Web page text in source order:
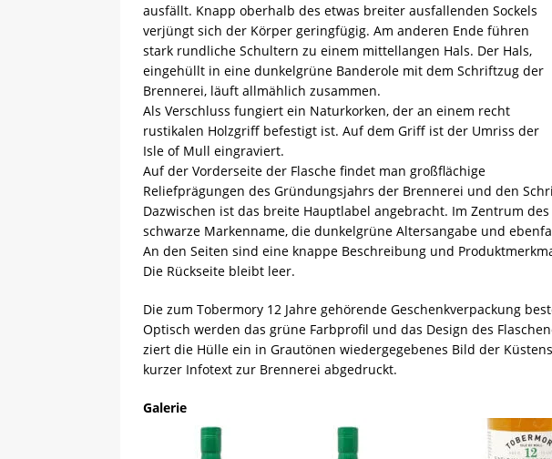
ausfällt. Knapp oberhalb des etwas breiter ausfallenden Sockels
verjüngt sich der Körper geringfügig. Am anderen Ende führen
stark rundliche Schultern zu einem mittellangen Hals. Der Hals,
eingehüllt in eine dunkelgrüne Banderole mit dem Schriftzug der
Brennerei, läuft allmählich zusammen.
Als Verschluss fungiert ein Naturkorken, der an einem recht
rustikalen Holzgriff befestigt ist. Auf dem Griff ist der Umriss der
Isle of Mull eingraviert.
Auf der Vorderseite der Flasche findet man großflächige
Reliefprägungen des Gründungsjahrs der Brennerei und den
Dazwischen ist das breite Hauptlabel angebracht. Im Zentrum
schwarze Markenname, die dunkelgrüne Altersangabe und
An den Seiten sind eine knappe Beschreibung und
Die Rückseite bleibt leer.
Die zum Tobermory 12 Jahre gehörende Geschenkverpackung
Optisch werden das grüne Farbprofil und das Design des
ziert die Hülle ein in Grautönen wiedergegebenes Bild der
kurzer Infotext zur Brennerei abgedruckt.
Galerie